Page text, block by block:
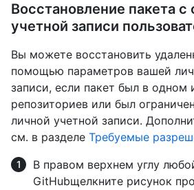
Восстановление пакета с
учетной записи
Вы можете восстановить
помощью параметров вашей
записи, если пакет был в одном
репозиториев или был
личной учетной записи.
см. в разделе Требуемые
В правом верхнем углу
GitHubщелкните рисунок